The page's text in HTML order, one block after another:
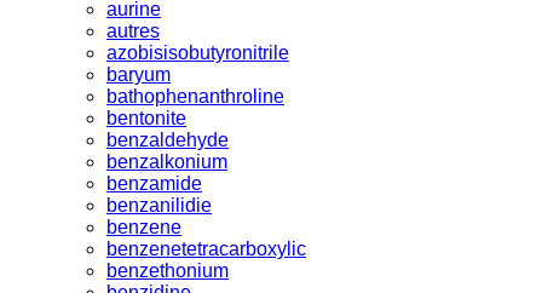
aurine
autres
azobisisobutyronitrile
baryum
bathophenanthroline
bentonite
benzaldehyde
benzalkonium
benzamide
benzanilidie
benzene
benzenetetracarboxylic
benzethonium